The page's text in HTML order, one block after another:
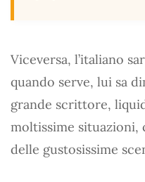
Viceversa, l’italiano
quando serve, lui sa
grande scrittore,
moltissime situazioni,
delle gustosissime